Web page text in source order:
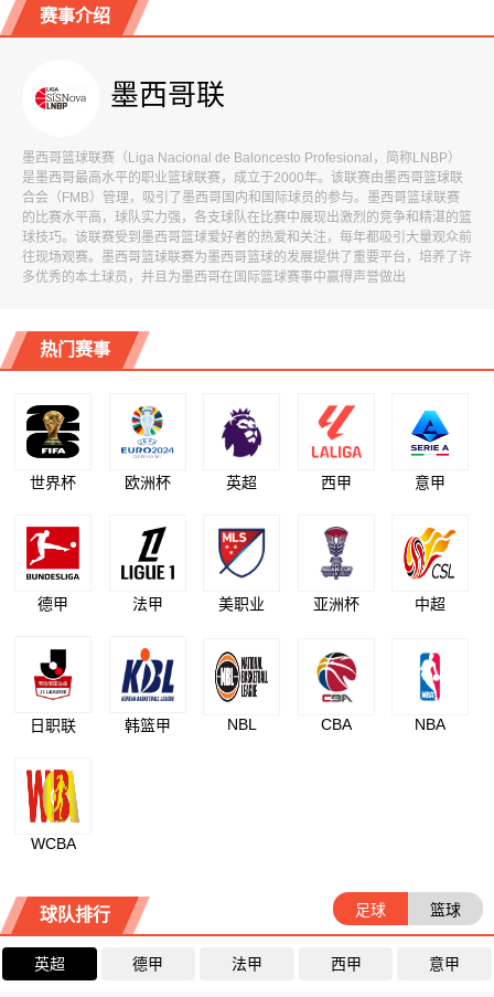
赛事介绍
墨西哥联
墨西哥篮球联赛（Liga Nacional de Baloncesto Profesional，简称LNBP）
是墨西哥最高水平的职业篮球联赛，成立于2000年。该联赛由墨西哥篮球联
合会（FMB）管理，吸引了墨西哥国内和国际球员的参与。墨西哥篮球联赛
的比赛水平高，球队实力强，各支球队在比赛中展现出激烈的竞争和精湛的篮
球技巧。该联赛受到墨西哥篮球爱好者的热爱和关注，每年都吸引大量观众前
往现场观赛。墨西哥篮球联赛为墨西哥篮球的发展提供了重要平台，培养了许
多优秀的本土球员，并且为墨西哥在国际篮球赛事中赢得声誉做出
热门赛事
世界杯 欧洲杯 英超 西甲 意甲
德甲 法甲 美职业 亚洲杯 中超
日职联 韩篮甲 NBL CBA NBA
WCBA
球队排行 足球 篮球
英超 德甲 法甲 西甲 意甲